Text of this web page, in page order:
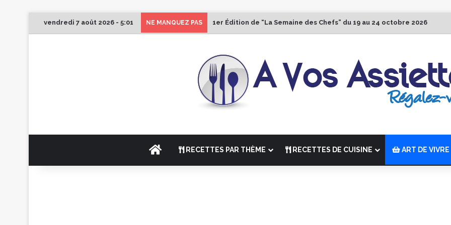
vendredi 7 août 2026 - 5:01 NE MANQUEZ PAS 1er Édition de “La Semaine des Chefs” du 19 au 24 octobre 2026
ACCUEILRECETTES PAR THÈME RECETTES DE CUISINE ART DE VIVRE